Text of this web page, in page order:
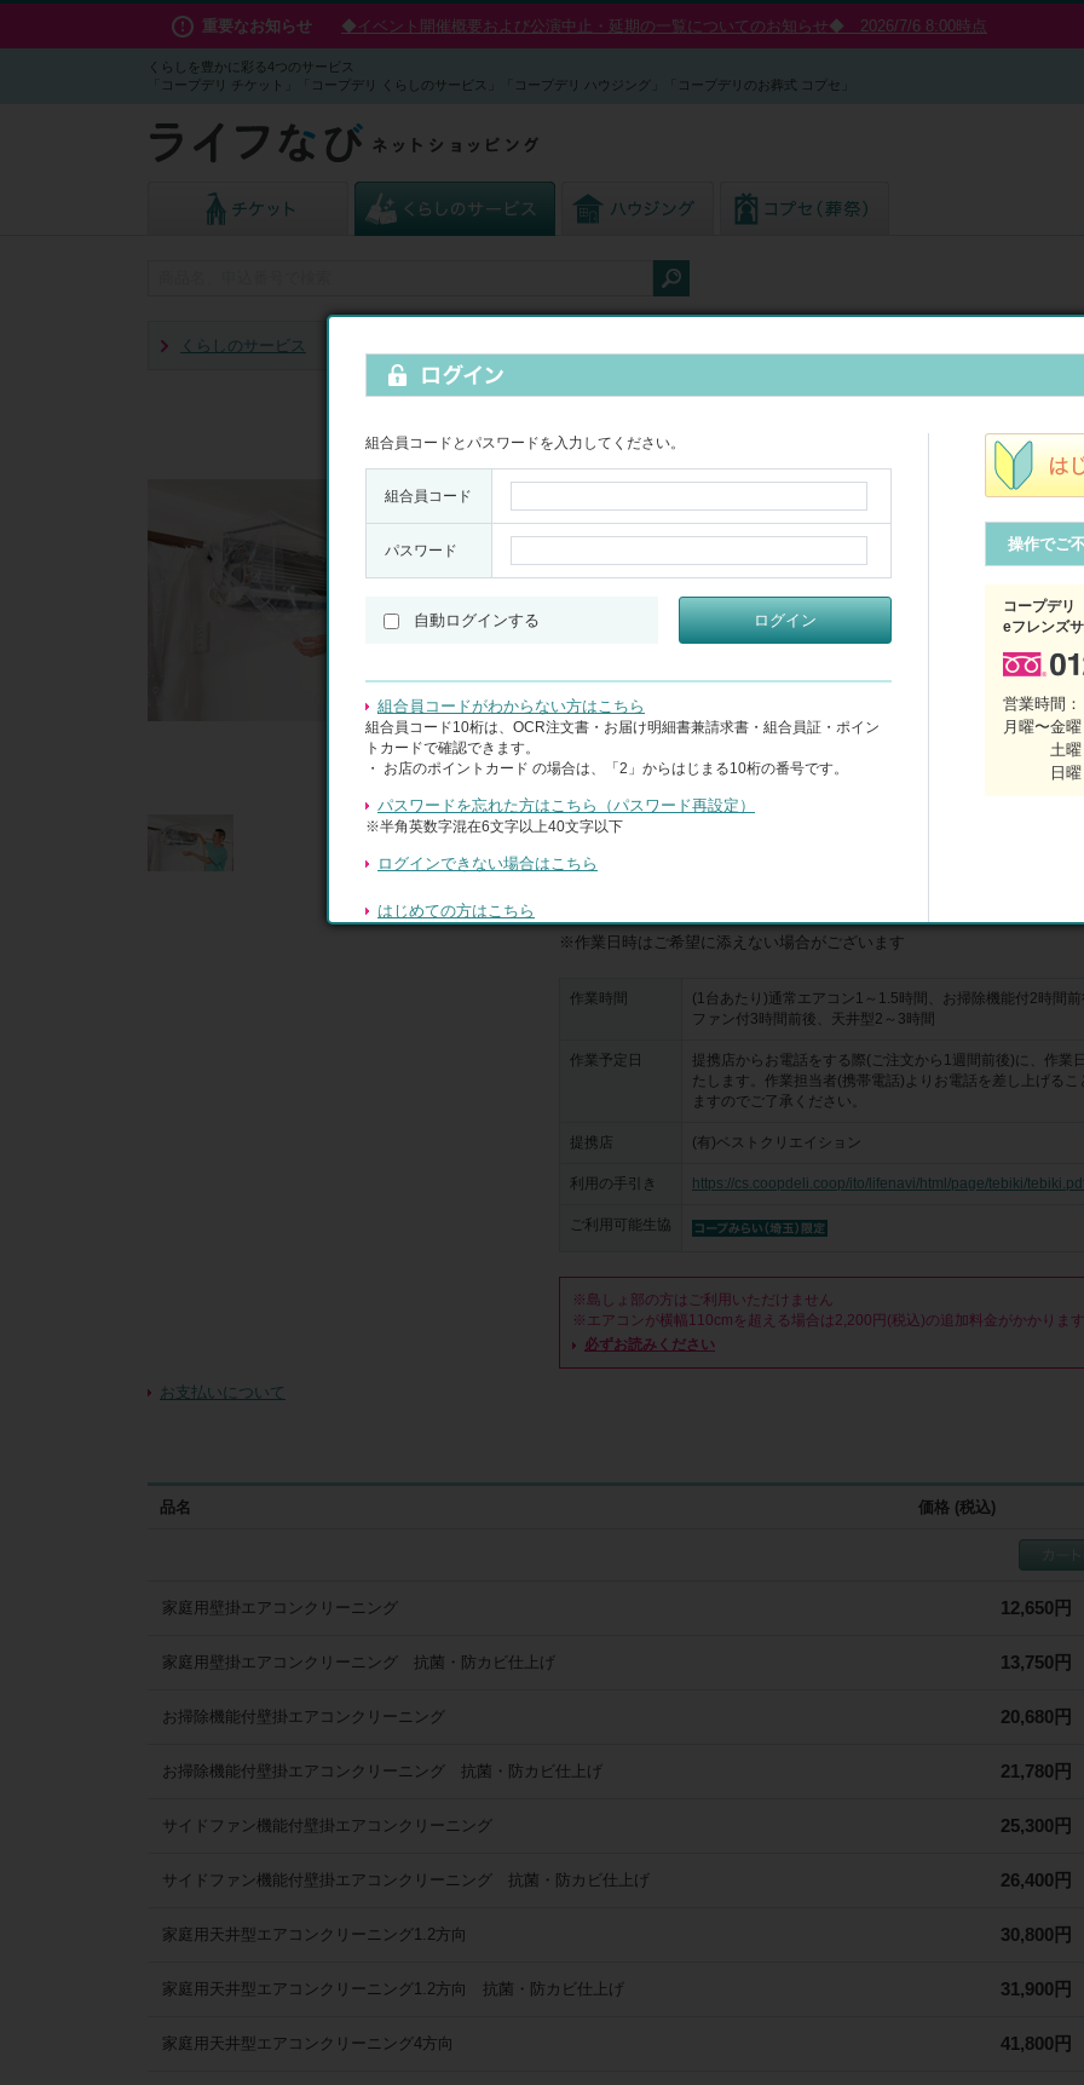
重要なお知らせ ◆イベント開催概要および公演中止・延期の一覧についてのお知らせ◆ 2026/7/6 8:00時点
くらしを豊かに彩る4つのサービス
「コープデリ チケット」「コープデリ くらしのサービス」「コープデリ ハウジング」「コープデリのお葬式 コプセ」
くらしのサービス
◆エアコン内のカビは冷房(結露)により発生します。吹き出し口をご確
家庭用エアコンクリーニング
※この時期は混み合うため、作業日・時間がご希望にそえない場合がござ
【2台申し込みで1台あたり1,100円引、3台以上申し込みで1台あたり2,200
※エアコンの種類を問わず、それぞれ1台目から値引価格が適用されます
※同日同一世帯の作業が対象
※システムの都合上カートには値引前の価格が表示されますが、ご請求の
●抗菌・防カビ仕上げ●
植物由来の成分を配合した抗菌・防カビ剤スプレー仕上げ。効果は約3カ
より異なる)
※作業時は室内換気を行い小さなお子様やペットの入室をお断りします
●エアコン室外機クリーニング(作業時間:1台あたり30～40分)
作業時間
(1台あたり)通常エアコン1～1.5時間、お掃除機能付2時間前
ファン付3時間前後、天井型2～3時間
作業予定日
提携店からお電話をする際(ご注文から1週間前後)に、作業
たします。作業担当者(携帯電話)よりお電話を差し上げるこ
ますのでご了承ください。
提携店 (有)ベストクリエイション
利用の手引き https://cs.coopdeli.coop/ito/lifenavi/html/page/tebiki/
ご利用可能生協
※島しょ部の方はご利用いただけません
※エアコンが横幅110cmを超える場合は2,200円(税込)の追加料金がかかります
※店舗・事務所など業務用のものは別料金の場合がございますのでご相談くだ
2.直前の日程変更・キャンセルの場合、作業予約台数に関わらずキャンセル料
2.駐車スペースがない場合、有料駐車場代のご負担をお願いします。現金を作
2.作業前に組合員さん立ち会いのもと、動作確認、作業箇所の汚れ・キズ・劣
<所要時間>
変質や染色・カビ・水垢などの汚れは、劣化の程度や設置場所などの状況によ
だきます。また作業後の汚水はその場で処理させていただきます
エアコンパネル脱着時、高圧洗浄機使用時に騒音・振動が発生しますので、事
必ずお読みください
お支払いについて
品名 価格 (税込)
家庭用壁掛エアコンクリーニング 12,650円
家庭用壁掛エアコンクリーニング 抗菌・防カビ仕上げ 13,750円
お掃除機能付壁掛エアコンクリーニング 20,680円
お掃除機能付壁掛エアコンクリーニング 抗菌・防カビ仕上げ 21,780円
サイドファン機能付壁掛エアコンクリーニング 25,300円
サイドファン機能付壁掛エアコンクリーニング 抗菌・防カビ仕上げ 26,400円
家庭用天井型エアコンクリーニング1.2方向 30,800円
家庭用天井型エアコンクリーニング1.2方向 抗菌・防カビ仕上げ 31,900円
家庭用天井型エアコンクリーニング4方向 41,800円
組合員コードとパスワードを入力してください。
組合員コード
パスワード
自動ログインする ログイン
組合員コードがわからない方はこちら
組合員コード10桁は、OCR注文書・お届け明細書兼請求書・組合員証・ポイン
トカードで確認できます。
・ お店のポイントカード の場合は、「2」からはじまる10桁の番号です。
パスワードを忘れた方はこちら（パスワード再設定）
※半角英数字混在6文字以上40文字以下
ログインできない場合はこちら
はじめての方はこちら
操作でご
コープデリ
eフレンズ
営業時間：
月曜〜金
土
日